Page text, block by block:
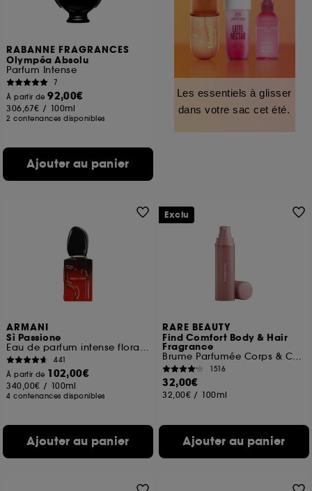
RABANNE FRAGRANCES
Olympéa Absolu
Parfum Intense
7
À partir de92,00€
306,67€ / 100ml
2 contenances disponibles
Ajouter au panier
Les essentiels à glisser
dans votre sac cet été.
ARMANI
Sì Passione
Eau de parfum intense florale ambrée Rechargeable
441
À partir de 102,00€
340,00€ / 100ml
4 contenances disponibles
Ajouter au panier
RARE BEAUTY
Find Comfort Body & Hair
Fragrance
Brume Parfumée Corps & Cheveux
1516
32,00€
32,00€ / 100ml
Ajouter au panier
Exclu